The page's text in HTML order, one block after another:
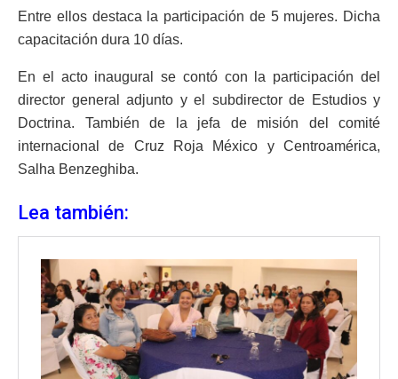
Entre ellos destaca la participación de 5 mujeres. Dicha
capacitación dura 10 días.
En el acto inaugural se contó con la participación del
director general adjunto y el subdirector de Estudios y
Doctrina. También de la jefa de misión del comité
internacional de Cruz Roja México y Centroamérica,
Salha Benzeghiba.
Lea también: